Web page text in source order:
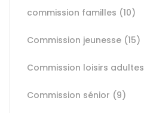
commission familles (10)
Commission jeunesse (15)
Commission loisirs adultes
Commission sénior (9)